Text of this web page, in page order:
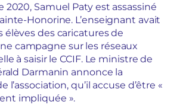
2020, Samuel Paty est assassiné
Honorine. L’enseignant avait
élèves des caricatures de
campagne sur les réseaux
à saisir le CCIF. Le ministre de
Darmanin annonce la
l’association, qu’il accuse d’être «
impliquée ».